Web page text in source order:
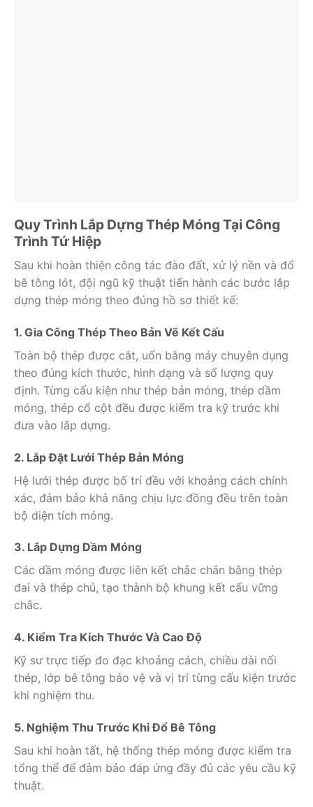
Quy Trình Lắp Dựng Thép Móng Tại Công
Trình Tứ Hiệp
Sau khi hoàn thiện công tác đào đất, xử lý nền và đổ
bê tông lót, đội ngũ kỹ thuật tiến hành các bước lắp
dựng thép móng theo đúng hồ sơ thiết kế:
1. Gia Công Thép Theo Bản Vẽ Kết Cấu
Toàn bộ thép được cắt, uốn bằng máy chuyên dụng
theo đúng kích thước, hình dạng và số lượng quy
định. Từng cấu kiện như thép bản móng, thép dầm
móng, thép cổ cột đều được kiểm tra kỹ trước khi
đưa vào lắp dựng.
2. Lắp Đặt Lưới Thép Bản Móng
Hệ lưới thép được bố trí đều với khoảng cách chính
xác, đảm bảo khả năng chịu lực đồng đều trên toàn
bộ diện tích móng.
3. Lắp Dựng Dầm Móng
Các dầm móng được liên kết chắc chắn bằng thép
đai và thép chủ, tạo thành bộ khung kết cấu vững
chắc.
4. Kiểm Tra Kích Thước Và Cao Độ
Kỹ sư trực tiếp đo đạc khoảng cách, chiều dài nối
thép, lớp bê tông bảo vệ và vị trí từng cấu kiện trước
khi nghiệm thu.
5. Nghiệm Thu Trước Khi Đổ Bê Tông
Sau khi hoàn tất, hệ thống thép móng được kiểm tra
tổng thể để đảm bảo đáp ứng đầy đủ các yêu cầu kỹ
thuật.